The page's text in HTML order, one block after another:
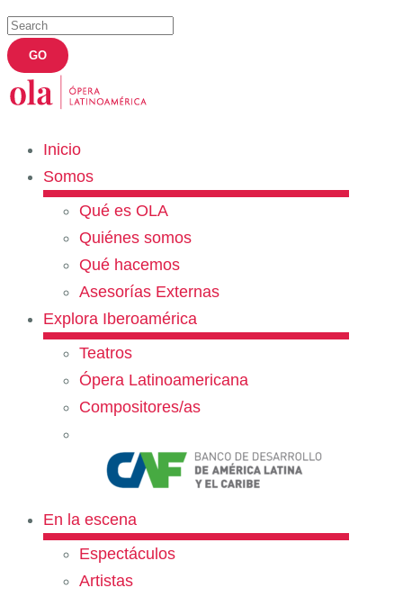
Inicio
Somos
Qué es OLA
Quiénes somos
Qué hacemos
Asesorías Externas
Explora Iberoamérica
Teatros
Ópera Latinoamericana
Compositores/as
En la escena
Espectáculos
Artistas